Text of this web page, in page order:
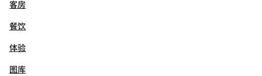
客房
餐饮
体验
图库